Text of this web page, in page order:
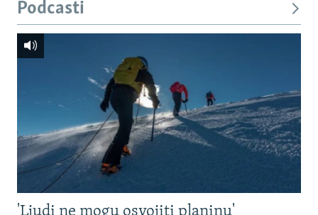
Podcasti
'Ljudi ne mogu osvojiti planinu'